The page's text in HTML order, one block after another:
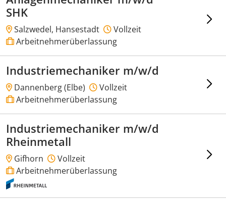
SHK
Salzwedel, Hansestadt
Vollzeit
Arbeitnehmerüberlassung
Industriemechaniker m/w/d
Dannenberg (Elbe)
Vollzeit
Arbeitnehmerüberlassung
Industriemechaniker m/w/d
Rheinmetall
Gifhorn
Vollzeit
Arbeitnehmerüberlassung